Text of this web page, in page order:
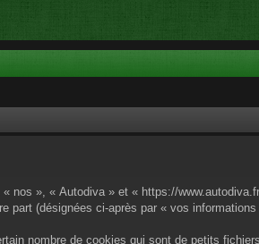
nos », « Autodiva » et « https://
part (désignées ci-après par « vos informations
nombre de cookies qui sont de petits